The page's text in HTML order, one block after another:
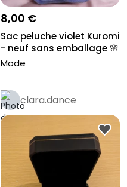
8,00 €
Sac peluche violet Kuromi
- neuf sans emballage 🌸
Mode
clara.dance